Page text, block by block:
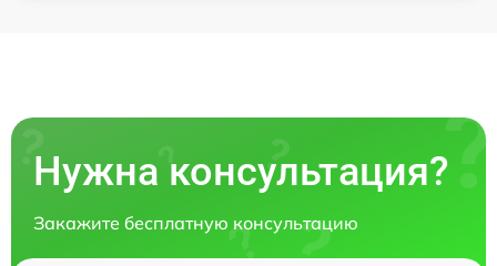
Нужна консультация?
Закажите бесплатную консультацию